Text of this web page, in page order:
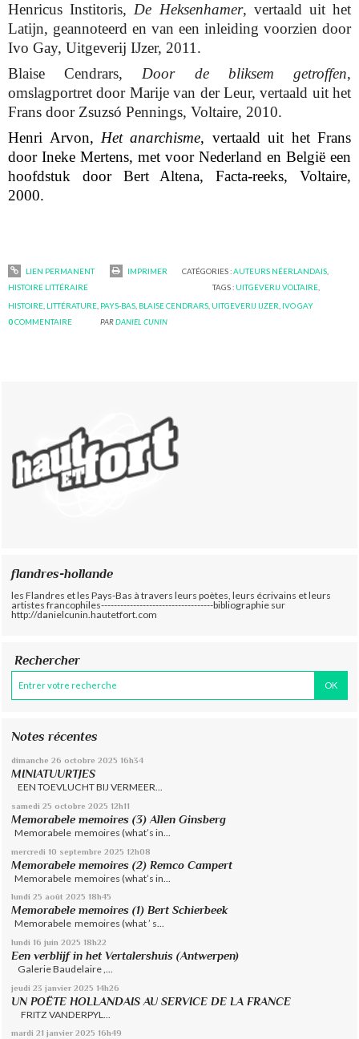
Henricus Institoris, De Heksenhamer, vertaald uit het
Latijn, geannoteerd en van een inleiding voorzien door
Ivo Gay, Uitgeverij IJzer, 2011.
Blaise Cendrars,Door de bliksem getroffen,
omslagportret door Marije van der Leur, vertaald uit het
Frans door Zsuzsó Pennings, Voltaire, 2010.
Henri Arvon, Het anarchisme, vertaald uit het Frans
door Ineke Mertens, met voor Nederland en België een
hoofdstuk door Bert Altena, Facta-reeks, Voltaire,
2000.
LIEN PERMANENT IMPRIMER CATÉGORIES :AUTEURS NÉERLANDAIS
HISTOIRE LITTÉRAIRE
TAGS : UITGEVERIJ VOLTAIRE,
HISTOIRE LITTÉRATURE PAYS-BAS BLAISE CENDRARS UITGEVERIJ IJZER IVO GAY
0COMMENTAIRE PARDANIEL CUNIN
flandres-hollande
les Flandres et les Pays-Bas à travers leurs poètes, leurs écrivains et leurs
artistes francophiles-----------------------------------bibliographie sur
http://danielcunin.hautetfort.com
Rechercher
Notes récentes
dimanche 26 octobre 2025 16h34
MINIATUURTJES
EEN TOEVLUCHT BIJ VERMEER...
samedi 25 octobre 2025 12h11
Memorabele memoires (3) Allen Ginsberg
Memorabele memoires (what’s in...
mercredi 10 septembre 2025 12h08
Memorabele memoires (2) Remco Campert
Memorabele memoires (what’s in...
lundi 25 août 2025 18h45
Memorabele memoires (1) Bert Schierbeek
Memorabele memoires (what ’ s...
lundi 16 juin 2025 18h22
Een verblijf in het Vertalershuis (Antwerpen)
Galerie Baudelaire ,...
jeudi 23 janvier 2025 14h26
UN POËTE HOLLANDAIS AU SERVICE DE LA FRANCE
FRITZ VANDERPYL...
mardi 21 janvier 2025 16h49